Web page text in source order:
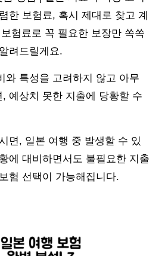
한 보험료, 혹시 제대로 찾고 계
험료로 꼭 필요한 보장만 쏙쏙
려드릴게요.
와 특성을 고려하지 않고 아무
예상치 못한 지출에 당황할 수
면, 일본 여행 중 발생할 수 있
에 대비하면서도 불필요한 지출
험 선택이 가능해집니다.